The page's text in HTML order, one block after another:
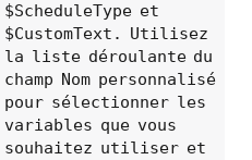
$ScheduleType et
$CustomText. Utilisez
la liste déroulante du
champ Nom personnalisé
pour sélectionner les
variables que vous
souhaitez utiliser et